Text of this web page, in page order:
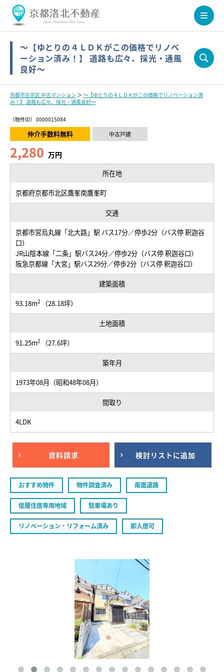
～【ゆとりの４ＬＤＫがこの価格でリノベ
ーション済み！】 道路も広々、採光・通風
良好～
京都市左京区 中古マンション ＞ ～【ゆとりの４ＬＤＫがこの価格でリノベーション済
み！】 道路も広々、採光・通風良好～
〔物件ID〕 0000015084
仲介手数料無料 中古戸建
2,280 万円
所在地
京都府京都市北区鷹峯南鷹峯町
交通
京都市営烏丸線「北大路」駅 バス17分／停歩2分（バス停 釈迦谷
口）
JR山陰本線「二条」駅バス24分／停歩2分（バス停 釈迦谷口）
阪急京都線「大宮」駅バス29分／停歩2分（バス停 釈迦谷口）
建築面積
93.18m2 （28.18坪）
土地面積
91.25m2 （27.6坪）
築年月
1973年08月（昭和48年08月）
間取り
4LDK
資料請求 検討リストに追加
おすすめ物件 物件調査済み 南面道路
低層住居専用地域 駐車場あり
リノベーション・リフォーム済み 即入居可